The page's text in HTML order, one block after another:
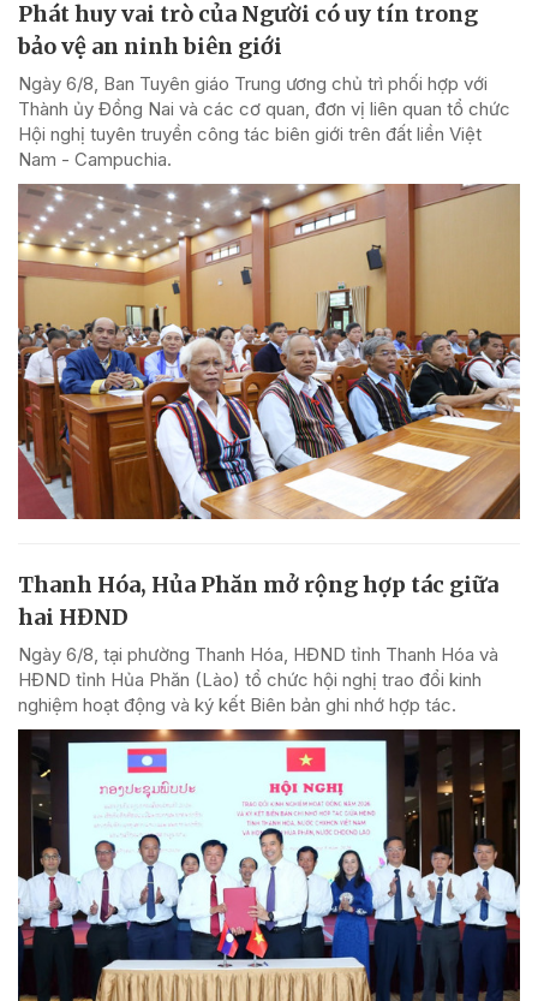
Phát huy vai trò của Người có uy tín trong
bảo vệ an ninh biên giới
Ngày 6/8, Ban Tuyên giáo Trung ương chủ trì phối hợp với
Thành ủy Đồng Nai và các cơ quan, đơn vị liên quan tổ chức
Hội nghị tuyên truyền công tác biên giới trên đất liền Việt
Nam - Campuchia.
Thanh Hóa, Hủa Phăn mở rộng hợp tác giữa
hai HĐND
Ngày 6/8, tại phường Thanh Hóa, HĐND tỉnh Thanh Hóa và
HĐND tỉnh Hủa Phăn (Lào) tổ chức hội nghị trao đổi kinh
nghiệm hoạt động và ký kết Biên bản ghi nhớ hợp tác.